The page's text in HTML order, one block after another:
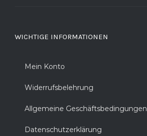
WICHTIGE INFORMATIONEN
Mein Konto
Widerrufsbelehrung
Allgemeine Geschäftsbedingungen
Datenschutzerklärung